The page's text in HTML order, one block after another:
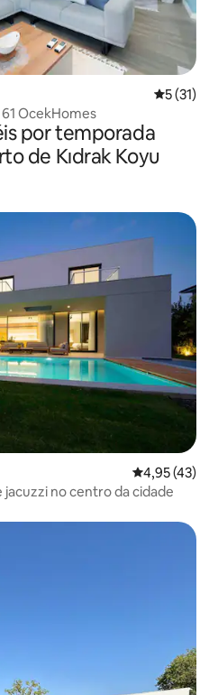
5 de uma
5 (31)
OcekHomes
por temporada
de Kıdrak Koyu
4,95 de uma
4,95 (43)
jacuzzi no centro da cidade